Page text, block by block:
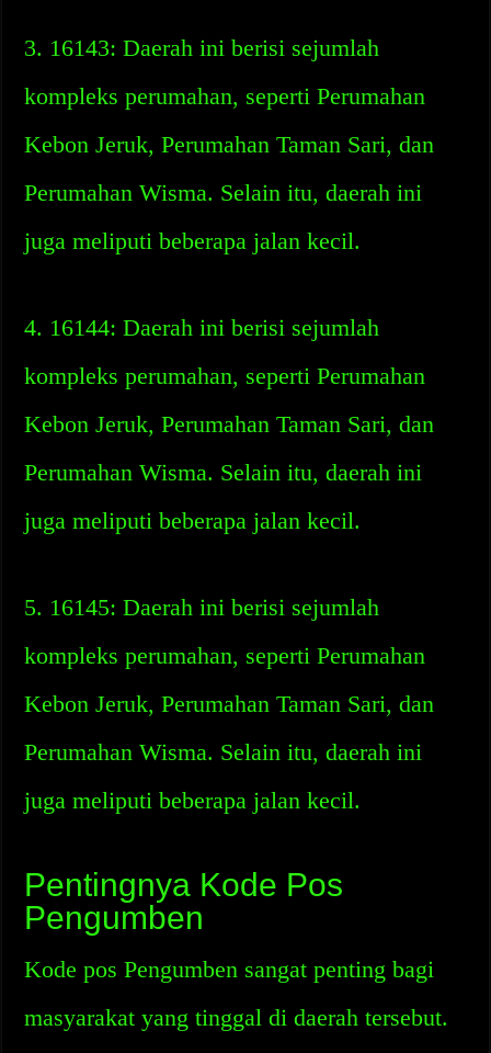
3. 16143: Daerah ini berisi sejumlah
kompleks perumahan, seperti Perumahan
Kebon Jeruk, Perumahan Taman Sari, dan
Perumahan Wisma. Selain itu, daerah ini
juga meliputi beberapa jalan kecil.
4. 16144: Daerah ini berisi sejumlah
kompleks perumahan, seperti Perumahan
Kebon Jeruk, Perumahan Taman Sari, dan
Perumahan Wisma. Selain itu, daerah ini
juga meliputi beberapa jalan kecil.
5. 16145: Daerah ini berisi sejumlah
kompleks perumahan, seperti Perumahan
Kebon Jeruk, Perumahan Taman Sari, dan
Perumahan Wisma. Selain itu, daerah ini
juga meliputi beberapa jalan kecil.
Pentingnya Kode Pos
Pengumben
Kode pos Pengumben sangat penting bagi
masyarakat yang tinggal di daerah tersebut.